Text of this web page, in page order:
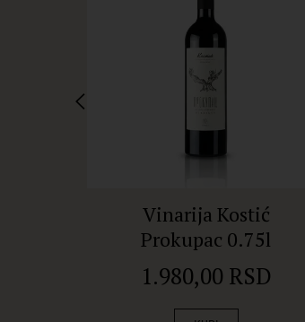
Vinarija Kostić
Prokupac 0.75l
1.980,00 RSD